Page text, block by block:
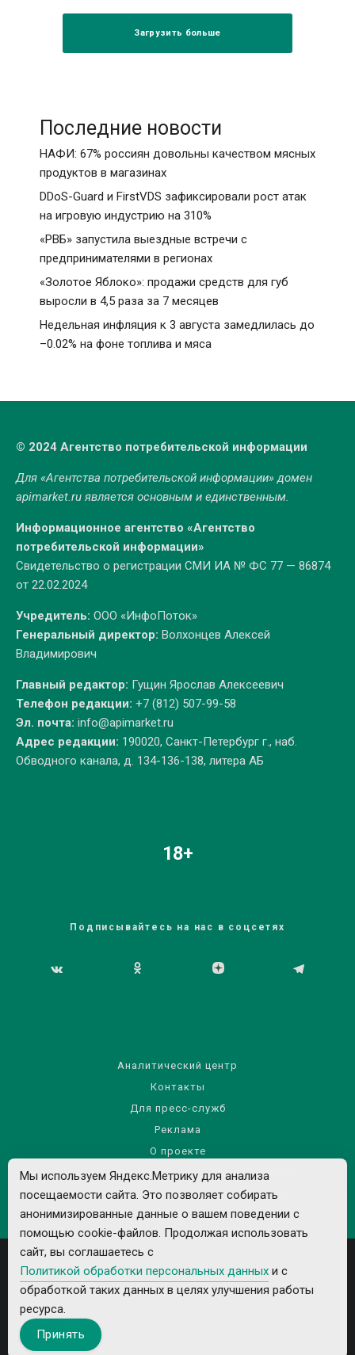
Загрузить больше
Последние новости
НАФИ: 67% россиян довольны качеством мясных
продуктов в магазинах
DDoS-Guard и FirstVDS зафиксировали рост атак
на игровую индустрию на 310%
«РВБ» запустила выездные встречи с
предпринимателями в регионах
«Золотое Яблоко»: продажи средств для губ
выросли в 4,5 раза за 7 месяцев
Недельная инфляция к 3 августа замедлилась до
–0.02% на фоне топлива и мяса
© 2024 Агентство потребительской информации
Для «Агентства потребительской информации» домен
apimarket.ruявляется основным и единственным.
Информационное агентство «Агентство
потребительской информации»
Свидетельство о регистрации СМИ ИА № ФС 77 — 86874
от 22.02.2024
Учредитель: ООО «ИнфоПоток»
Генеральный директор: Волхонцев Алексей
Владимирович
Главный редактор: Гущин Ярослав Алексеевич
Телефон редакции: +7 (812) 507-99-58
Эл. почта: info@apimarket.ru
Адрес редакции: 190020, Санкт-Петербург г., наб.
Обводного канала, д. 134-136-138, литера АБ
18+
Подписывайтесь на нас в соцсетях
Аналитический центр
Контакты
Для пресс-служб
Реклама
О проекте
Правила использования материалов сайта
Политика обработки персональных данных
Все рекламируемые товары и услуги имеют необходимые лицензии и
Мы используем Яндекс.Метрику для анализа
посещаемости сайта. Это позволяет собирать
анонимизированные данные о вашем поведении с
помощью cookie-файлов. Продолжая использовать
сайт, вы соглашаетесь с
Политикой обработки персональных данных и с
обработкой таких данных в целях улучшения работы
ресурса.
Принять